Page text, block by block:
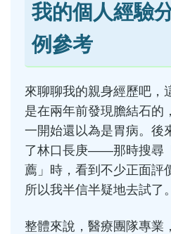
我的個人經驗
例參考
來聊聊我的親身經歷吧，
是在兩年前發現膽結石的
一開始還以為是胃病。後
了林口長庚——那時搜尋
薦」時，看到不少正面評
所以我半信半疑地去試了。
整體來說，醫療團隊專業